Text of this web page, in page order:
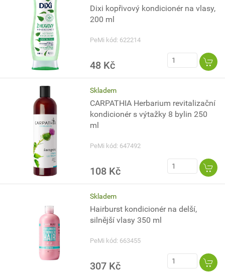
Dixi kopřivový kondicionér na vlasy,
200 ml
PeMi kód: 622214
48 Kč
Skladem
CARPATHIA Herbarium revitalizační
kondicionér s výtažky 8 bylin 250
ml
PeMi kód: 647492
108 Kč
Skladem
Hairburst kondicionér na delší,
silnější vlasy 350 ml
PeMi kód: 663455
307 Kč